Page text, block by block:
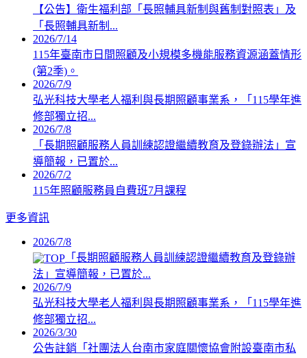
【公告】衛生福利部「長照輔具新制與舊制對照表」及
「長照輔具新制...
2026/7/14
115年臺南市日間照顧及小規模多機能服務資源涵蓋情形
(第2季)。
2026/7/9
弘光科技大學老人福利與長期照顧事業系，「115學年進
修部獨立招...
2026/7/8
「長期照顧服務人員訓練認證繼續教育及登錄辦法」宣
導簡報，已置於...
2026/7/2
115年照顧服務員自費班7月課程
更多資訊
2026/7/8
「長期照顧服務人員訓練認證繼續教育及登錄辦
法」宣導簡報，已置於...
2026/7/9
弘光科技大學老人福利與長期照顧事業系，「115學年進
修部獨立招...
2026/3/30
公告註銷「社團法人台南市家庭關懷協會附設臺南市私